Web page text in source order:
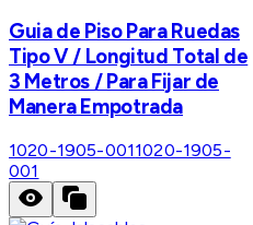
Guia de Piso Para Ruedas
Tipo V / Longitud Total de
3 Metros / Para Fijar de
Manera Empotrada
1020-1905-0011020-1905-
001